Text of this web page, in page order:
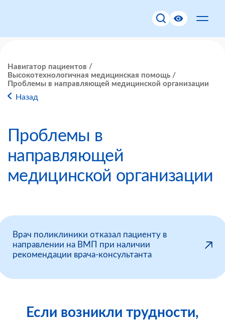
Навигатор пациентов
Высокотехнологичная медицинская помощь
Проблемы в направляющей медицинской организации
Назад
Проблемы в
направляющей
медицинской организации
Врач поликлиники отказал пациенту в
направлении на ВМП при наличии
рекомендации врача-консультанта
Если возникли трудности,